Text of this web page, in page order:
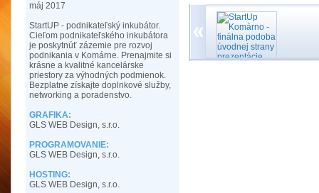
máj 2017
StartUP - podnikateľský inkubátor.
Cieľom podnikateľského inkubátora
je poskytnúť zázemie pre rozvoj
podnikania v Komárne. Prenajmite si
krásne a kvalitné kancelárske
priestory za výhodných podmienok.
Bezplatne získajte doplnkové služby,
networking a poradenstvo.
GRAFIKA:
GLS WEB Design, s.r.o.
PROGRAMOVANIE:
GLS WEB Design, s.r.o.
HOSTING:
GLS WEB Design, s.r.o.